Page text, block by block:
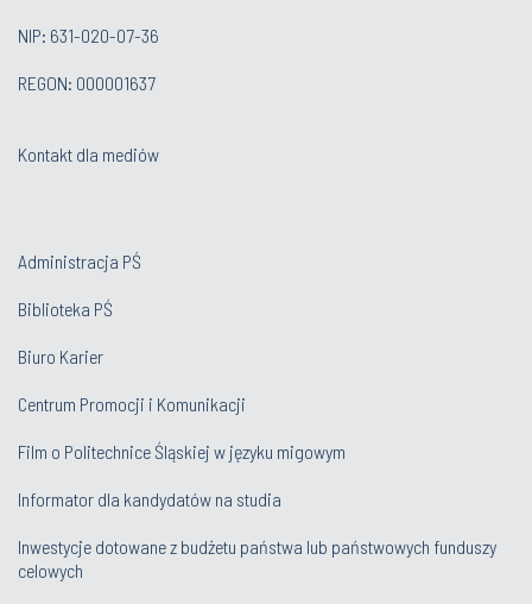
NIP: 631-020-07-36
REGON: 000001637
Kontakt dla mediów
Administracja PŚ
Biblioteka PŚ
Biuro Karier
Centrum Promocji i Komunikacji
Film o Politechnice Śląskiej w języku migowym
Informator dla kandydatów na studia
Inwestycje dotowane z budżetu państwa lub państwowych funduszy
celowych